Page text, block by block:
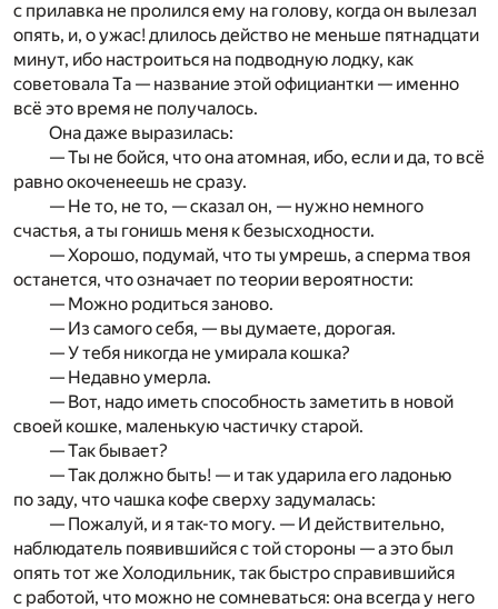
с прилавка не пролился ему на голову, когда он вылезал
опять, и, о ужас! длилось действо не меньше пятнадцати
минут, ибо настроиться на подводную лодку, как
советовала Та — название этой официантки — именно
всё это время не получалось.
Она даже выразилась:
— Ты не бойся, что она атомная, ибо, если и да, то всё
равно окоченеешь не сразу.
— Не то, не то, — сказал он, — нужно немного
счастья, а ты гонишь меня к безысходности.
— Хорошо, подумай, что ты умрешь, а сперма твоя
останется, что означает по теории вероятности:
— Можно родиться заново.
— Из самого себя, — вы думаете, дорогая.
— У тебя никогда не умирала кошка?
— Недавно умерла.
— Вот, надо иметь способность заметить в новой
своей кошке, маленькую частичку старой.
— Так бывает?
— Так должно быть! — и так ударила его ладонью
по заду, что чашка кофе сверху задумалась:
— Пожалуй, и я так-то могу. — И действительно,
наблюдатель появившийся с той стороны — а это был
опять тот же Холодильник, так быстро справившийся
с работой, что можно не сомневаться: она всегда у него